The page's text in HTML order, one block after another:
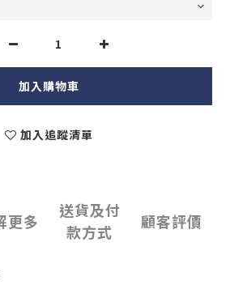
加入購物車
加入追蹤清單
更多
送貨及付
款方式
顧客評價